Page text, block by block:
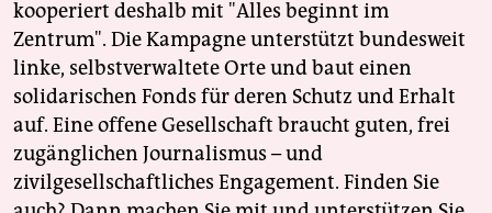
kooperiert deshalb mit "Alles beginnt im
Zentrum". Die Kampagne unterstützt bundesweit
linke, selbstverwaltete Orte und baut einen
solidarischen Fonds für deren Schutz und Erhalt
auf. Eine offene Gesellschaft braucht guten, frei
zugänglichen Journalismus – und
zivilgesellschaftliches Engagement. Finden Sie